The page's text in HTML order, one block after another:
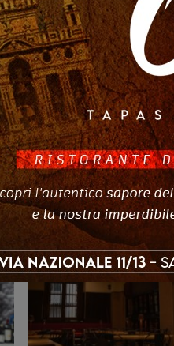
vitalizi
27585 Posts 0
CALABRIA